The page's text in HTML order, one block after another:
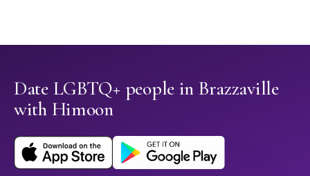
Date LGBTQ+ people in Brazzaville
with Himoon